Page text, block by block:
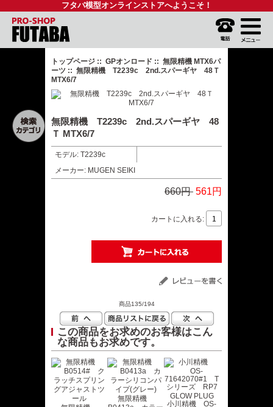
フタバ模型オンラインストアへようこそ！
トップページ :: GPオンロード :: 無限精機 MTX6パ
ーツ :: 無限精機 T2239c 2nd.スパーギヤ 48Ｔ
MTX6/7
無限精機 T2239c 2nd.スパーギヤ 48
Ｔ MTX6/7
モデル: T2239c
メーカー: MUGEN SEIKI
660円 561円
カートに入れる:
商品135/194
この商品をお求めのお客様はこん
な商品もお求めです。
無限精機
小川精機 OS-